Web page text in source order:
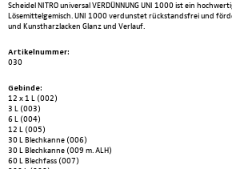
Scheidel NITRO universal VERDÜNNUNG UNI 1000 ist ein
Lösemittelgemisch. UNI 1000 verdunstet rückstandsfrei und
und Kunstharzlacken Glanz und Verlauf.
Artikelnummer:
030
Gebinde:
12 x 1 L (002)
3 L (003)
6 L (004)
12 L (005)
30 L Blechkanne (006)
30 L Blechkanne (009 m. ALH)
60 L Blechfass (007)